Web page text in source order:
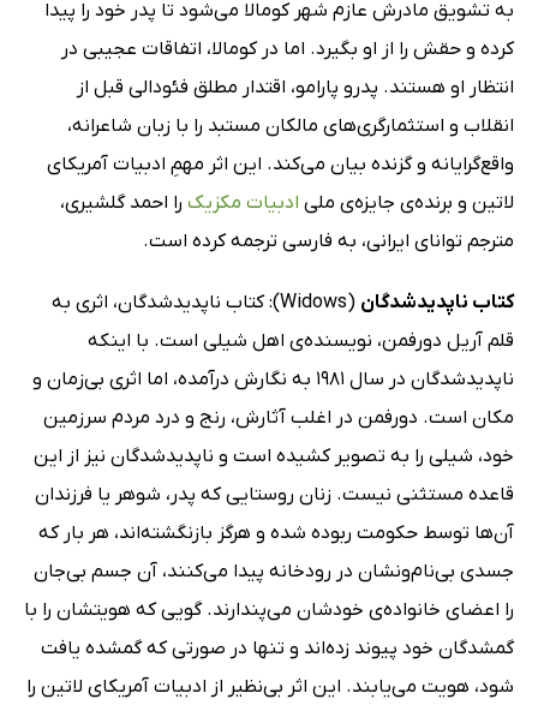
به تشویق مادرش عازم شهر کومالا می‌شود تا پدر خود را پیدا
کرده و حقش را از او بگیرد. اما در کومالا، اتفاقات عجیبی در
انتظار او هستند. پدرو پارامو، اقتدار مطلق فئودالی قبل از
انقلاب و استثمارگری‌های مالکان مستبد را با زبان شاعرانه،
واقع‌گرایانه و گزنده بیان می‌کند. این اثر مهمِ ادبیات آمریکای
لاتین و برنده‌ی جایزه‌ی ملی ادبیات مکزیک را احمد گلشیری،
مترجم توانای ایرانی، به فارسی ترجمه کرده است.
کتاب ناپدیدشدگان
(Widows): کتاب ناپدیدشدگان، اثری به
قلم آریل دورفمن، نویسنده‌ی اهل شیلی است. با اینکه
ناپدیدشدگان در سال 1981 به نگارش درآمده، اما اثری بی‌زمان و
مکان است. دورفمن در اغلب آثارش، رنج و درد مردم سرزمین
خود، شیلی را به تصویر کشیده است و ناپدیدشدگان نیز از این
قاعده مستثنی نیست. زنان روستایی که پدر، شوهر یا فرزندان
آن‌ها توسط حکومت ربوده شده و هرگز بازنگشته‌اند، هر بار که
جسدی بی‌نام‌ونشان در رودخانه پیدا می‌کنند، آن جسم بی‌جان
را اعضای خانواده‌ی خودشان می‌پندارند. گویی که هویتشان را با
گمشدگان خود پیوند زده‌اند و تنها در صورتی که گمشده یافت
شود، هویت می‌یابند. این اثر بی‌نظیر از ادبیات آمریکای لاتین را